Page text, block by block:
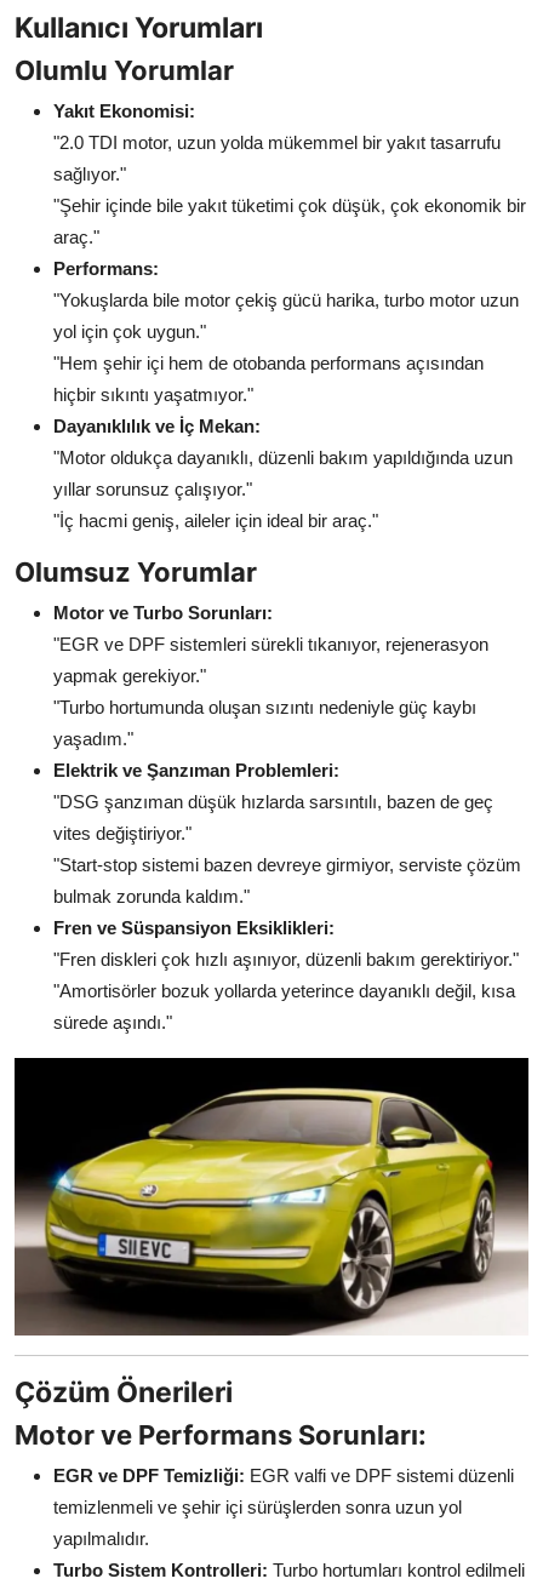
Kullanıcı Yorumları
Olumlu Yorumlar
Yakıt Ekonomisi:
"2.0 TDI motor, uzun yolda mükemmel bir yakıt tasarrufu
sağlıyor."
"Şehir içinde bile yakıt tüketimi çok düşük, çok ekonomik bir
araç."
Performans:
"Yokuşlarda bile motor çekiş gücü harika, turbo motor uzun
yol için çok uygun."
"Hem şehir içi hem de otobanda performans açısından
hiçbir sıkıntı yaşatmıyor."
Dayanıklılık ve İç Mekan:
"Motor oldukça dayanıklı, düzenli bakım yapıldığında uzun
yıllar sorunsuz çalışıyor."
"İç hacmi geniş, aileler için ideal bir araç."
Olumsuz Yorumlar
Motor ve Turbo Sorunları:
"EGR ve DPF sistemleri sürekli tıkanıyor, rejenerasyon
yapmak gerekiyor."
"Turbo hortumunda oluşan sızıntı nedeniyle güç kaybı
yaşadım."
Elektrik ve Şanzıman Problemleri:
"DSG şanzıman düşük hızlarda sarsıntılı, bazen de geç
vites değiştiriyor."
"Start-stop sistemi bazen devreye girmiyor, serviste çözüm
bulmak zorunda kaldım."
Fren ve Süspansiyon Eksiklikleri:
"Fren diskleri çok hızlı aşınıyor, düzenli bakım gerektiriyor."
"Amortisörler bozuk yollarda yeterince dayanıklı değil, kısa
sürede aşındı."
Çözüm Önerileri
Motor ve Performans Sorunları:
EGR ve DPF Temizliği: EGR valfi ve DPF sistemi düzenli
temizlenmeli ve şehir içi sürüşlerden sonra uzun yol
yapılmalıdır.
Turbo Sistem Kontrolleri: Turbo hortumları kontrol edilmeli